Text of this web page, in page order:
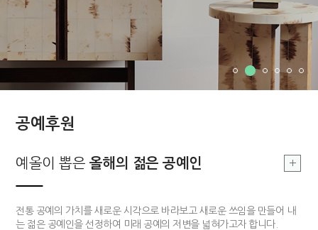
공예후원
부여, 지역문화싹틔우기
부여 지역의 공예를 기반으로 한 지역문화를 발전시킴으로 공예 커뮤니티
의 구심점을 구축하고자 합니다.
예올이 뽑은 올해의 장인
전통적 기법과 기능을 구현할 수 있고 개방적 사고를 가지고 있는 장인 한
분을 매년 선정하여 작품개발 및 판매까지 전 과정을 함께하는 후원 사업
예올이 뽑은 올해의 젊은 공예인
전통 공예의 가치를 새로운 시각으로 바라보고 새로운 쓰임을 만들어 내
는 젊은 공예인을 선정하여 미래 공예의 저변을 넓혀가고자 합니다.
부여, 지역문화올해의 장인